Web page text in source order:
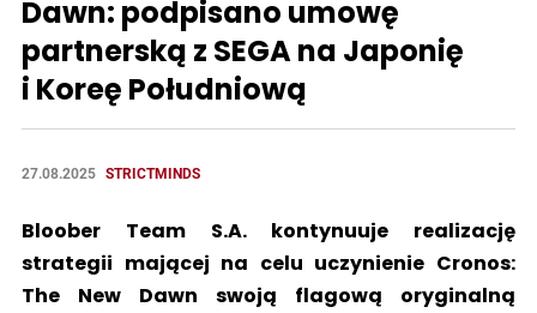
Dawn: podpisano umowę
partnerską z SEGA na Japonię
i Koreę Południową
27.08.2025 STRICTMINDS
Bloober Team S.A. kontynuuje realizację
strategii mającej na celu uczynienie Cronos:
The New Dawn swoją flagową oryginalną